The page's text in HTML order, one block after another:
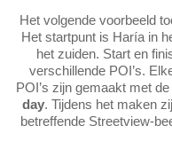
Het volgende voorbeeld
Het startpunt is Haría in
het zuiden. Start en
verschillende POI’s.
POI’s zijn gemaakt met de
day. Tijdens het maken
betreffende Streetview-